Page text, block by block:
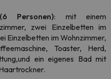
Personen): mit einem
zwei Einzelbetten im
Einzelbetten im Wohnzimmer,
Toaster, Herd,
und ein eigenes Bad mit